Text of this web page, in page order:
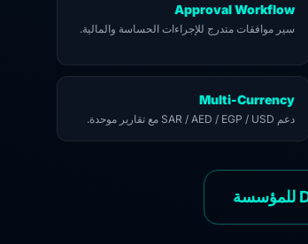
Approval Workflow
سير موافقات متدرج للإجراءات الحساسة والمالية.
Multi-Currency
دعم SAR / AED / EGP / USD مع تقارير موحدة.